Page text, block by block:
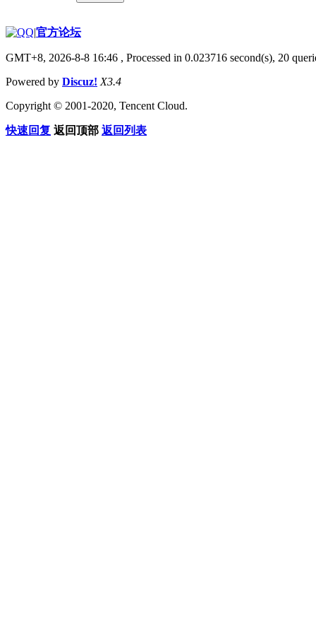
|官方论坛
GMT+8, 2026-8-8 16:46 , Processed in 0.023716 second(s), 20
Powered by Discuz! X3.4
Copyright © 2001-2020, Tencent Cloud.
快速回复 返回顶部 返回列表